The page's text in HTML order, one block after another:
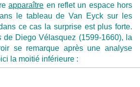
apparaître en reflet un espace hors
le tableau de Van Eyck sur les
ce cas la surprise est plus forte.
de Diego Vélasquez (1599-1660), la
se remarque après une analyse
la moitié inférieure :